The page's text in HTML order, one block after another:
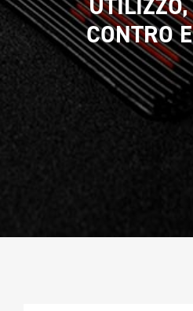
NEWSLETTERCONTRO